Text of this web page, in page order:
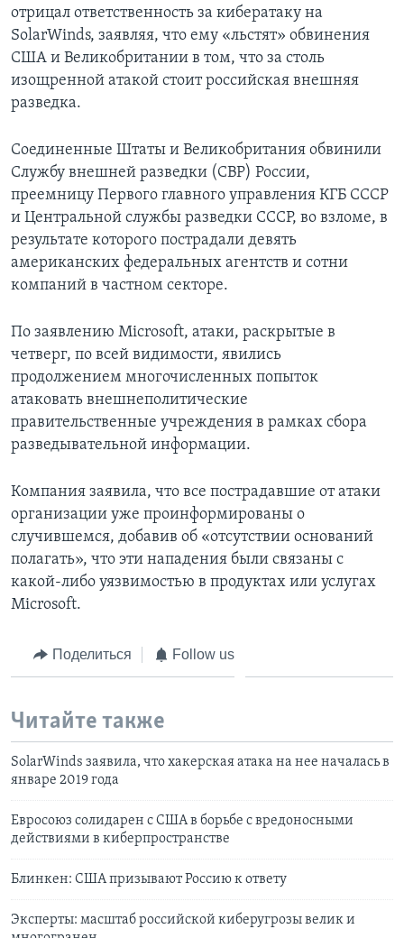
отрицал ответственность за кибератаку на
SolarWinds, заявляя, что ему «льстят» обвинения
США и Великобритании в том, что за столь
изощренной атакой стоит российская внешняя
разведка.
Соединенные Штаты и Великобритания обвинили
Службу внешней разведки (СВР) России,
преемницу Первого главного управления КГБ СССР
и Центральной службы разведки СССР, во взломе, в
результате которого пострадали девять
американских федеральных агентств и сотни
компаний в частном секторе.
По заявлению Microsoft, атаки, раскрытые в
четверг, по всей видимости, явились
продолжением многочисленных попыток
атаковать внешнеполитические
правительственные учреждения в рамках сбора
разведывательной информации.
Компания заявила, что все пострадавшие от атаки
организации уже проинформированы о
случившемся, добавив об «отсутствии оснований
полагать», что эти нападения были связаны с
какой-либо уязвимостью в продуктах или услугах
Microsoft.
Поделиться Follow us
Читайте также
SolarWinds заявила, что хакерская атака на нее началась в
январе 2019 года
Евросоюз солидарен с США в борьбе с вредоносными
действиями в киберпространстве
Блинкен: США призывают Россию к ответу
Эксперты: масштаб российской киберугрозы велик и